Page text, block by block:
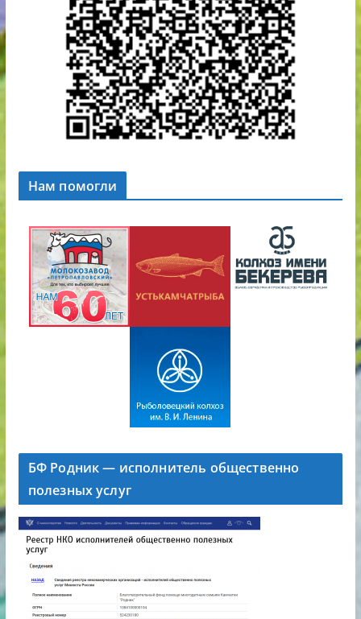
Нам помогли
БФ Родник — исполнитель общественно
полезных услуг